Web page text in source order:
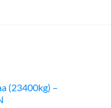
(23400kg) –